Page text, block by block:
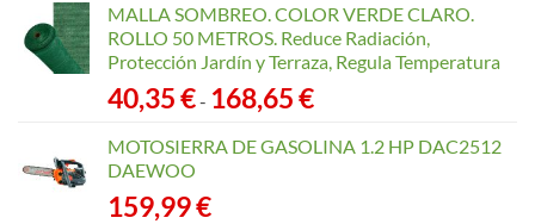
MALLA SOMBREO. COLOR VERDE CLARO.
ROLLO 50 METROS. Reduce Radiación,
Protección Jardín y Terraza, Regula Temperatura
40,35€- 168,65€Rango
precios:
MOTOSIERRA DE GASOLINA 1.2 HP DAC2512
DAEWOO
159,99€